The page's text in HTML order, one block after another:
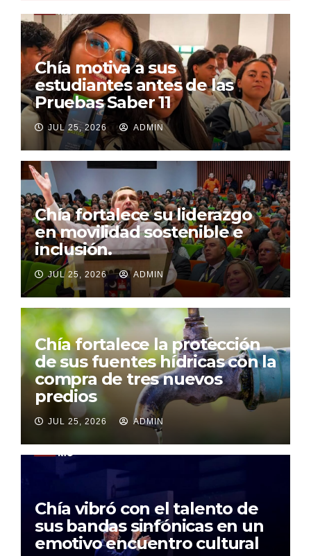
Chía motiva a sus
estudiantes antes de las
Pruebas Saber 11
JUL 25, 2026 ADMIN
Chía fortalece su liderazgo
en movilidad sostenible e
inclusión.
JUL 25, 2026 ADMIN
Chía fortalece la protección
de sus fuentes hídricas con la
compra de tres nuevos
predios
JUL 25, 2026 ADMIN
Chía vibró con el talento de
sus bandas sinfónicas en un
emotivo encuentro cultural